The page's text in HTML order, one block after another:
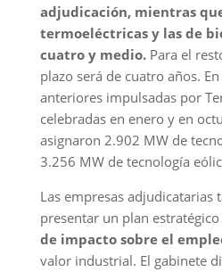
adjudicación, mientras
termoeléctricas y las de
cuatro y medio.Para el
plazo será de cuatro años.
anteriores impulsadas por
celebradas en enero y en
asignaron 2.902 MW de
3.256 MW de tecnología
Las empresas adjudicatarias
presentar un plan
de impacto sobre el
valor industrial. El gabinete